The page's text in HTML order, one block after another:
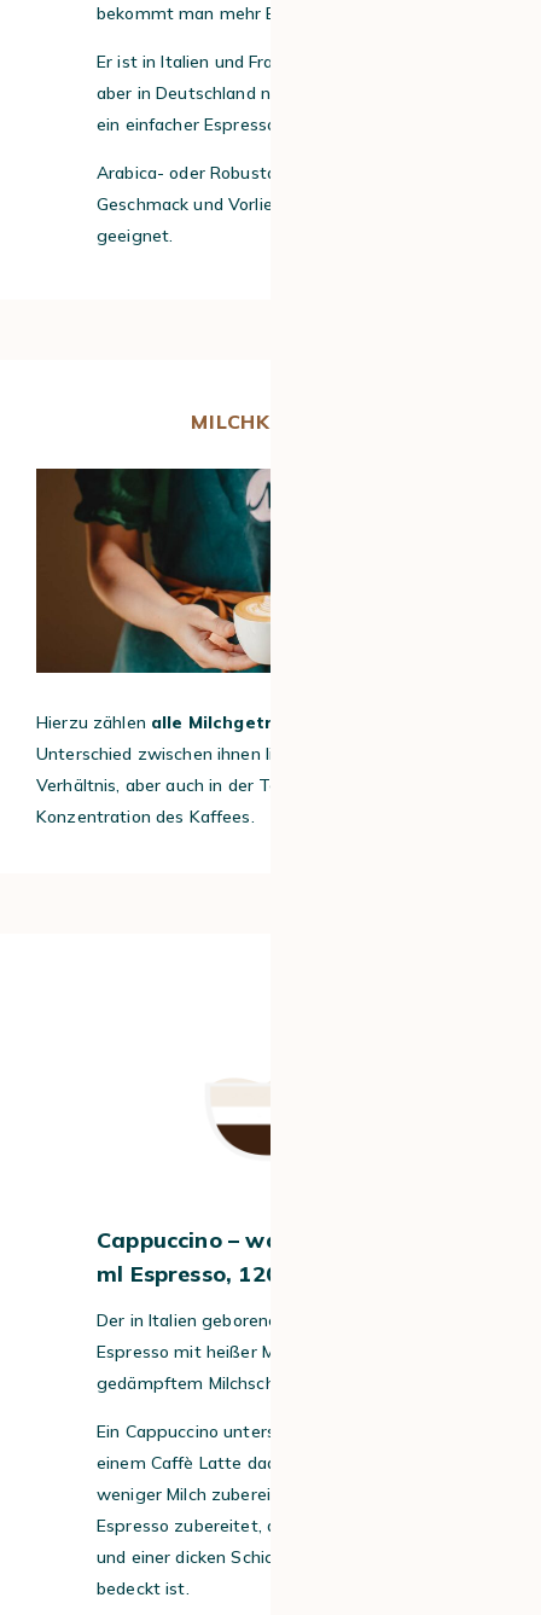
bekommt man mehr Espresso.
Er ist in Italien und Frankreich Standard, ist
aber in Deutschland nicht so verbreitet wie
ein einfacher Espresso.
Arabica- oder Robusta-Bohnen sind je nach
Geschmack und Vorlieben beide gleich
geeignet.
MILCHKAFFEES
Hierzu zählen alle Milchgetränke auf Kaffeebasis
Unterschied zwischen ihnen liegt im Milch-Kaffee-
Verhältnis, aber auch in der Textur der Milch und der
Konzentration des Kaffees.
Cappuccino – was drin ist: 60
ml Espresso, 120 ml Milch
Der in Italien geborene Cappuccino ist ein
Espresso mit heißer Milch und
gedämpftem Milchschaum.
Ein Cappuccino unterscheidet sich von
einem Caffè Latte dadurch, dass er mit viel
weniger Milch zubereitet wird. Er wird mit
Espresso zubereitet, der mit heißer Milch
und einer dicken Schicht Milchschaum
bedeckt ist.